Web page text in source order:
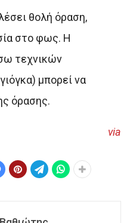
θολή όραση,
στο φως. Η
τεχνικών
μπορεί να
όρασης.
via